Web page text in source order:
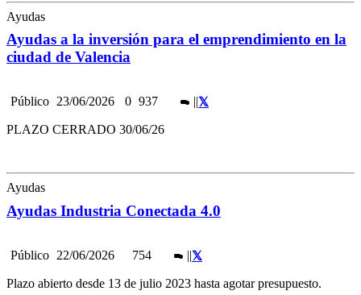
Ayudas
Ayudas a la inversión para el emprendimiento en la
ciudad de Valencia
Público 23/06/2026 0 937 ||
PLAZO CERRADO 30/06/26
Ayudas
Ayudas Industria Conectada 4.0
Público 22/06/2026 754 ||
Plazo abierto desde 13 de julio 2023 hasta agotar presupuesto.